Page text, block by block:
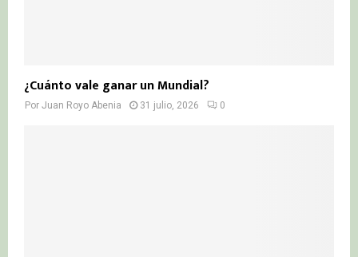
¿Cuánto vale ganar un Mundial?
Por Juan Royo Abenia 31 julio, 2026 0